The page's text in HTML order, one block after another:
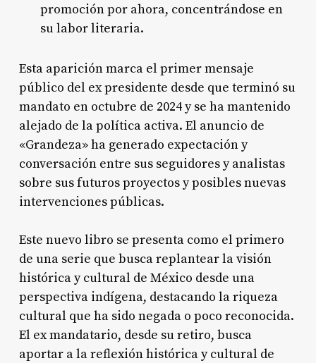
promoción por ahora, concentrándose en
su labor literaria.
Esta aparición marca el primer mensaje
público del ex presidente desde que terminó su
mandato en octubre de 2024 y se ha mantenido
alejado de la política activa. El anuncio de
«Grandeza» ha generado expectación y
conversación entre sus seguidores y analistas
sobre sus futuros proyectos y posibles nuevas
intervenciones públicas.
Este nuevo libro se presenta como el primero
de una serie que busca replantear la visión
histórica y cultural de México desde una
perspectiva indígena, destacando la riqueza
cultural que ha sido negada o poco reconocida.
El ex mandatario, desde su retiro, busca
aportar a la reflexión histórica y cultural de